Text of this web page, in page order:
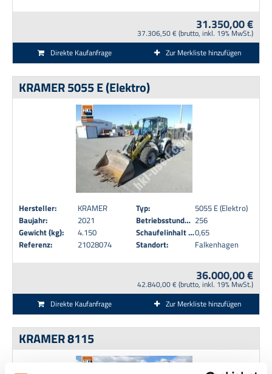
31.350,00 €
37.306,50 € (brutto, inkl. 19% MwSt.)
Direkte Kaufanfrage
Zur Merkliste hinzufügen
KRAMER 5055 E (Elektro)
Hersteller: KRAMER Typ:
5055 E (Elektro)
Baujahr:
2021 Betriebsstunden: 256
Gewicht (kg):
4.150 Schaufelinhalt (m³):0,65
Referenz:
21028074 Standort: Falkenhagen
36.000,00 €
42.840,00 € (brutto, inkl. 19% MwSt.)
Direkte Kaufanfrage
Zur Merkliste hinzufügen
KRAMER 8115